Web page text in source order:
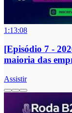
1:13:08
[Episódio 7 -
maioria das
Assistir